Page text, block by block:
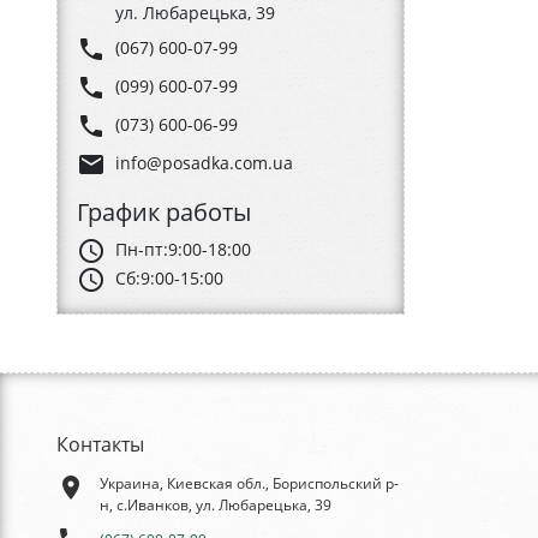
ул. Любарецька, 39
phone (067) 600-07-99
phone (099) 600-07-99
phone (073) 600-06-99
email info@posadka.com.ua
График работы
schedule Пн-пт:9:00-18:00
schedule Сб:9:00-15:00
Контакты
place
Украина, Киевская обл., Бориспольский р-
н, с.Иванков, ул. Любарецька, 39